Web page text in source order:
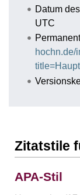
Datum
UTC
hochn.de/
Zitatstile
APA-Stil